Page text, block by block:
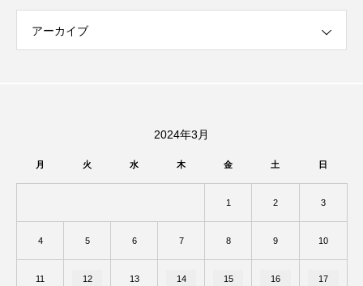
アーカイブ
2024年3月
月 火 水 木 金 土 日
1 2 3
4 5 6 7 8 9 10
11 12 13 14 15 16 17